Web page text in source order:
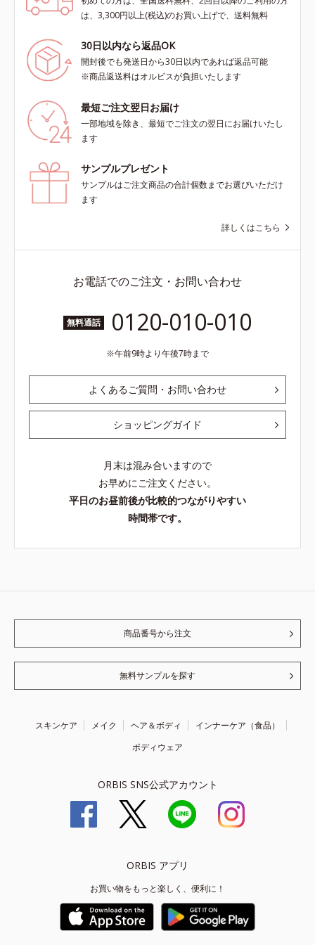
は、3,300円以上(税込)のお買い上げで、送料無料
30日以内なら返品OK
開封後でも発送日から30日以内であれば返品可能
※商品返送料はオルビスが負担いたします
最短ご注文翌日お届け
一部地域を除き、最短でご注文の翌日にお届けいたし
ます
サンプルプレゼント
サンプルはご注文商品の合計個数までお選びいただけ
ます
詳しくはこちら
お電話でのご注文・お問い合わせ
無料通話 0120-010-010
午前9時より午後7時まで
よくあるご質問・お問い合わせ
ショッピングガイド
月末は混み合いますので
お早めにご注文ください。
平日のお昼前後が比較的つながりやすい
時間帯です。
商品番号から注文
無料サンプルを探す
スキンケア メイク ヘア＆ボディ
インナーケア（食品）
ボディウェア
ORBIS SNS公式アカウント
ORBIS アプリ
お買い物をもっと楽しく、便利に！